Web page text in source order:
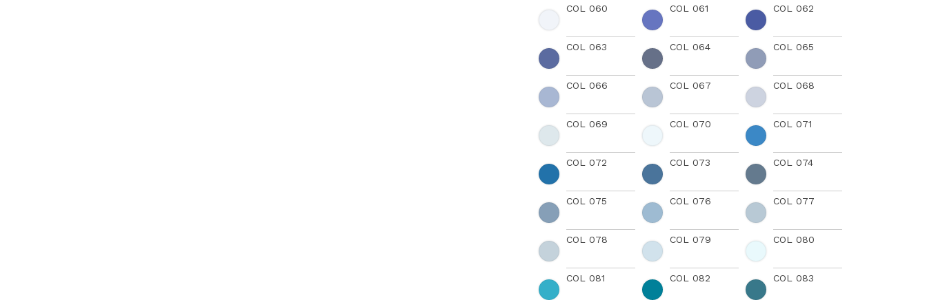
COL 060 COL 061 COL 062
COL 063 COL 064 COL 065
COL 066 COL 067 COL 068
COL 069 COL 070 COL 071
COL 072 COL 073 COL 074
COL 075 COL 076 COL 077
COL 078 COL 079 COL 080
COL 081 COL 082 COL 083